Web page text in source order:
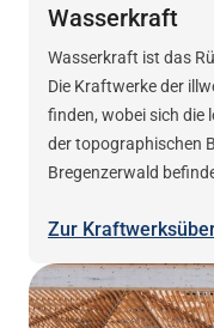
Wasserkraft
Wasserkraft ist das
Die Kraftwerke der
finden, wobei sich die
der topographischen
Bregenzerwald
Zur